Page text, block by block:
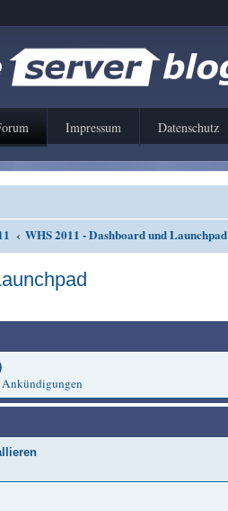
Impressum Datenschutz
WHS 2011 - Dashboard und Launchpad
Ankündigungen